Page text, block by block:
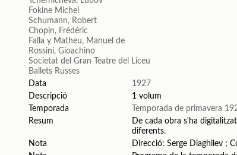
Fokine Michel
Schumann, Robert
Chopin, Frédéric
Falla y Matheu, Manuel de
Rossini, Gioachino
Societat del Gran Teatre del Liceu
Ballets Russes
Data
1927
Descripció
1 volum
Temporada
Temporada de primavera
Resum
De cada obra s'ha
diferents.
Nota
Direcció: Serge Diaghilev ;